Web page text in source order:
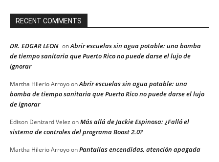
RECENT COMMENTS
DR. EDGAR LEON onAbrir escuelas sin agua potable: una bomba
de tiempo sanitaria que Puerto Rico no puede darse el lujo de
ignorar
Martha Hilerio ArroyoonAbrir escuelas sin agua potable: una
bomba de tiempo sanitaria que Puerto Rico no puede darse el lujo
de ignorar
Edison Denizard Velez onMás allá de Jackie Espinosa: ¿Falló el
sistema de controles del programa Boost 2.0?
Martha Hilerio ArroyoonPantallas encendidas, atención apagada